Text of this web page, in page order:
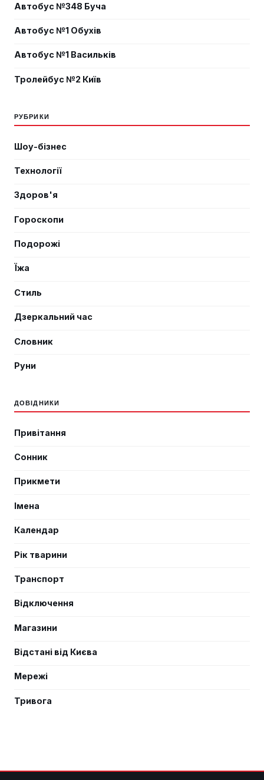
Автобус №348 Буча
Автобус №1 Обухів
Автобус №1 Васильків
Тролейбус №2 Київ
РУБРИКИ
Шоу-бізнес
Технології
Здоров'я
Гороскопи
Подорожі
Їжа
Стиль
Дзеркальний час
Словник
Руни
ДОВІДНИКИ
Привітання
Сонник
Прикмети
Імена
Календар
Рік тварини
Транспорт
Відключення
Магазини
Відстані від Києва
Мережі
Тривога